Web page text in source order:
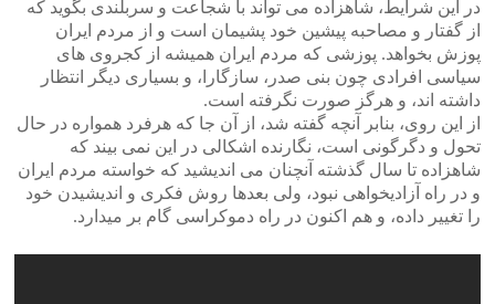
در این شرایط، شاهزاده می تواند با شجاعت و سربلندی بگوید که
از گفتار و مصاحبه پیشین خود پشیمان است و از مردم ایران
پوزش بخواهد. پوزشی که مردم ایران همیشه از کجروی های
سیاسی افرادی چون بنی صدر، سازگارا، و بسیاری دیگر انتظار
داشته اند، و هرگز صورت نگرفته است.
از این روی، بنابر آنچه گفته شد، از آن جا که هرفرد همواره در حال
تحول و دگرگونی است، نگارنده اشکالی در این نمی بیند که
شاهزاده تا سال گذشته آنچنان می اندیشید که خواسته مردم ایران
و در راه آزادیخواهی نبود، ولی بعدها روش فکری و اندیشیدن خود
را تغییر داده، و هم اکنون در راه دموکراسی گام بر میدارد.